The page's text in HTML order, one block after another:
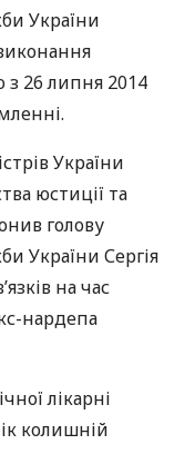
України
з 26 липня 2014
України
юстиції та
голову
України Сергія
на час
нардепа
лікарні
колишній